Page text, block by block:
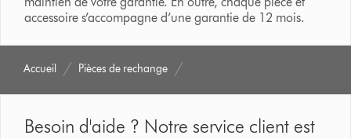
accessoire s’accompagne d’une garantie de 12 mois.
Accueil Pièces de rechange
Besoin d'aide ? Notre service client est